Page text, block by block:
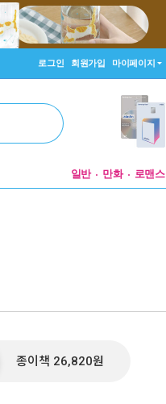
로그인 회원가입 마이페이지
일반 만화 로맨스
종이책 26,820원